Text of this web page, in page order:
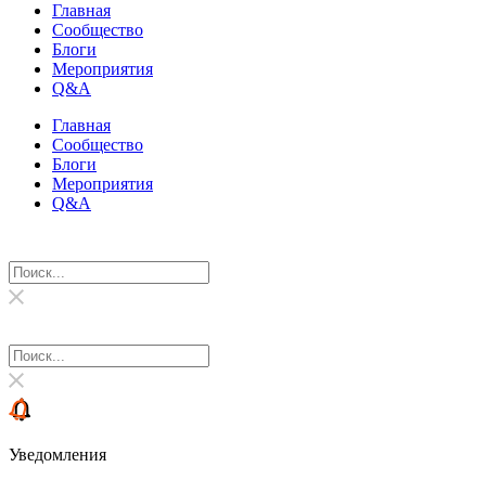
Главная
Сообщество
Блоги
Мероприятия
Q&A
Главная
Сообщество
Блоги
Мероприятия
Q&A
Уведомления